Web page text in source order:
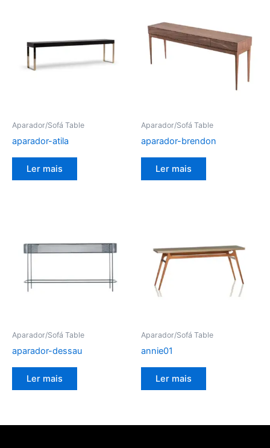
Aparador/Sofá Table
aparador-atila
Ler mais
Aparador/Sofá Table
aparador-brendon
Ler mais
Aparador/Sofá Table
aparador-dessau
Ler mais
Aparador/Sofá Table
annie01
Ler mais